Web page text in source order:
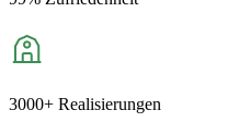
3000+ Realisierungen